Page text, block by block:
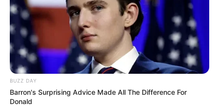
BUZZ DAY
Barron's Surprising Advice Made All The Difference For
Donald